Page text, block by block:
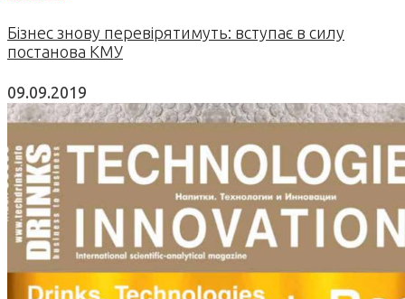
Бізнес знову перевірятимуть: вступає в силу
постанова КМУ
09.09.2019